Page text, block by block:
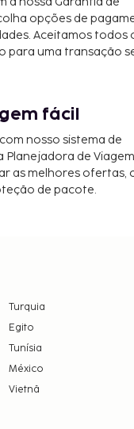
- 20,7 km/12,8
- 37,7
Datuk
de Adisucipto).
se ao restaurante
com idade igual
que os pais ou
opções de
Aceitamos todos
para uma transação
fácil
nosso sistema de
Planejadora de Viagem
as melhores ofertas,
de pacote.
Turquia
Egito
Tunísia
México
Vietnã